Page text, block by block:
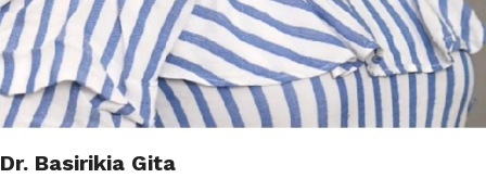
Dr. Basirikia Gita